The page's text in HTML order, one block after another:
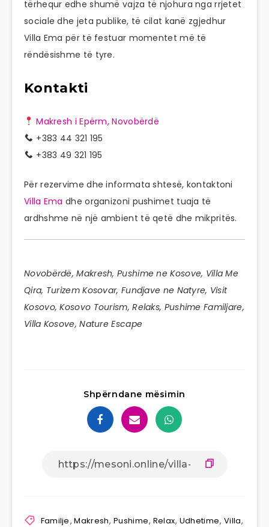
tërhequr edhe shumë vajza të njohura nga rrjetet
sociale dhe jeta publike, të cilat kanë zgjedhur
Villa Ema për të festuar momentet më të
rëndësishme të tyre.
Kontakti
Makresh i Epërm, Novobërdë
+383 44 321 195
+383 49 321 195
Për rezervime dhe informata shtesë, kontaktoni
Villa Ema dhe organizoni pushimet tuaja të
ardhshme në një ambient të qetë dhe mikpritës.
Novobërdë, Makresh, Pushime ne Kosove, Villa Me
Qira, Turizem Kosovar, Fundjave ne Natyre, Visit
Kosovo, Kosovo Tourism, Relaks, Pushime Familjare,
Villa Kosove, Nature Escape
Shpërndane mësimin
Familje,Makresh,Pushime, Relax, Udhetime, Villa,